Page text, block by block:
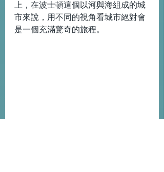
上，在波士頓這個以河與海組成的城
市來說，用不同的視角看城市絕對會
是一個充滿驚奇的旅程。